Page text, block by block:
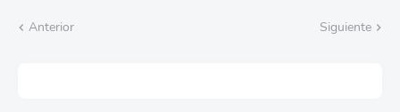
Anterior Siguiente